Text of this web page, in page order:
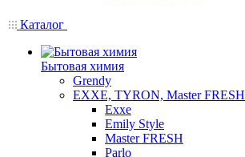
Каталог
Бытовая химия
Grendy
EXXE, TYRON, Master FRESH
Exxe
Emily Style
Master FRESH
Parlo